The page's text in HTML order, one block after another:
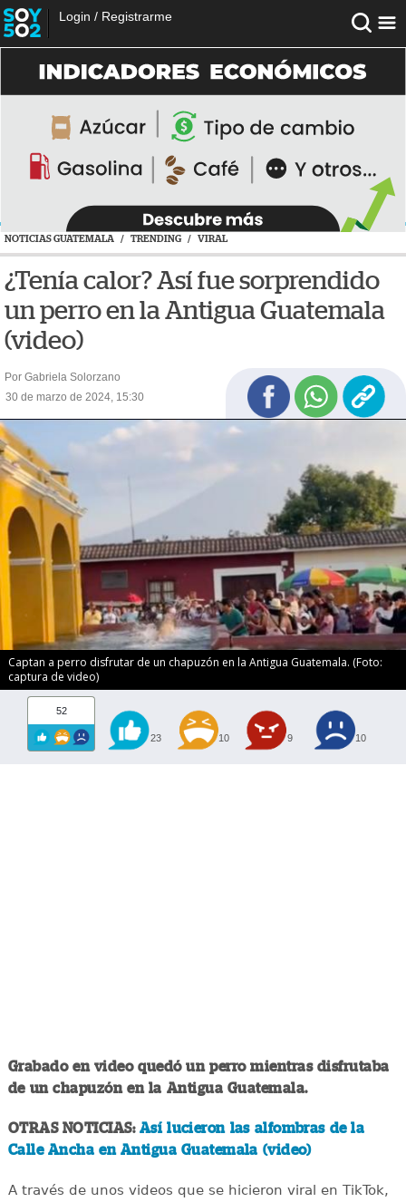
Login / Registrarme
NOTICIAS GUATEMALA / TRENDING / VIRAL
¿Tenía calor? Así fue sorprendido
un perro en la Antigua Guatemala
(video)
Por Gabriela Solorzano
30 de marzo de 2024, 15:30
Captan a perro disfrutar de un chapuzón en la Antigua Guatemala. (Foto:
captura de video)
52
23 10 9 10
Grabado en video quedó un perro mientras disfrutaba
de un chapuzón en la Antigua Guatemala.
OTRAS NOTICIAS: Así lucieron las alfombras de la
Calle Ancha en Antigua Guatemala (video)
A través de unos videos que se hicieron viral en TikTok,